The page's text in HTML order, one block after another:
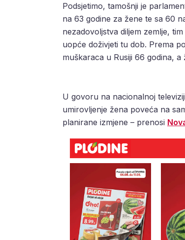
Podsjetimo, tamošnji je
na 63 godine za žene te sa 60
nezadovoljstva diljem zemlje,
uopće doživjeti tu dob. Prema
muškaraca u Rusiji 66 godina, a
U govoru na nacionalnoj
umirovljenje žena poveća na
planirane izmjene – prenosi